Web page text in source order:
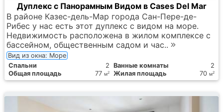
Дуплекс с Панорамным Видом в Cases Del Mar
В районе Казес-дель-Мар города Сан-Пере-де-
Рибес у нас есть этот дуплекс с видом на море.
Недвижимость расположена в жилом комплексе с
бассейном, общественным садом и час..
Вид из окна: Море
Спальни
2 Ванные комнаты
2
Общая площадь
77 м2 Жилая площадь 70 м2